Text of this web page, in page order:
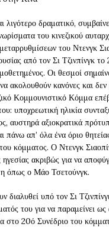
λιγότερο δραματικό,
του κινεζικού
του Ντενγκ
από τον Σι Τζινπίνγκ
Οι θεσμοί
ακολουθούν κανόνες και
Κομμουνιστικό Κόμμα
υποχρεωτική ηλικία
αυστηρά αξιοκρατικά
πάνω απ’ όλα ένα όριο
κόμματος. Ο Ντενγκ
ακριβώς για να
όπως ο Μάο Τσετούνγκ.
διαλυθεί υπό τον Σι
του για να παραμείνει ως
στο 20ό Συνέδριο του